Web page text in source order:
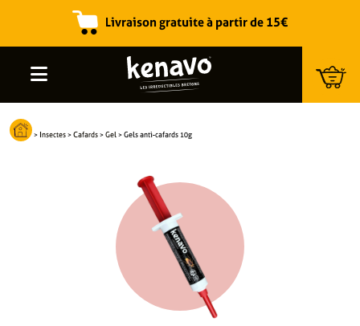
> Insectes>Cafards>Gel>Gels anti-cafards 10g
Livraison gratuite à partir de 15€